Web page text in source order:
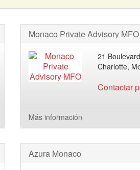
Monaco Private Advisory MFO
21
Charlotte,
Contactar
Más información
Azura Monaco